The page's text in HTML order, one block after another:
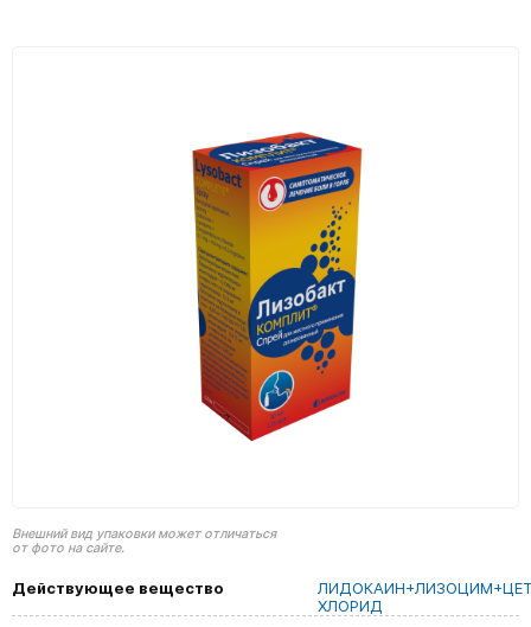
Внешний вид упаковки может отличаться
от фото на сайте.
Действующее вещество
ХЛОРИД